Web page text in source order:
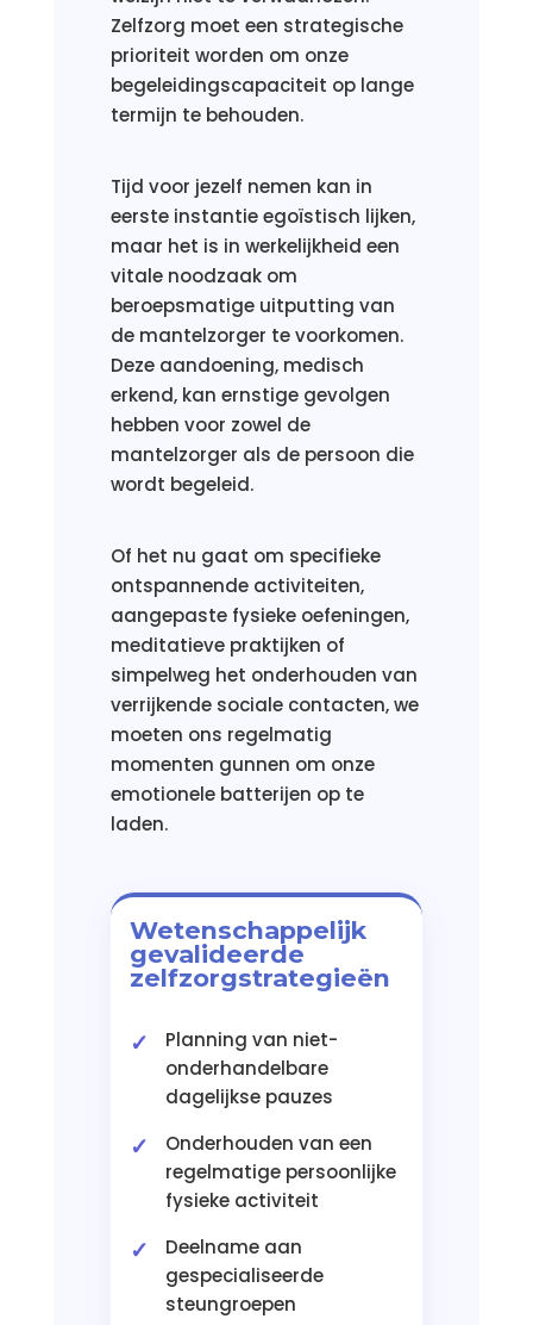
Zelfzorg moet een strategische
prioriteit worden om onze
begeleidingscapaciteit op lange
termijn te behouden.
Tijd voor jezelf nemen kan in
eerste instantie egoïstisch lijken,
maar het is in werkelijkheid een
vitale noodzaak om
beroepsmatige uitputting van
de mantelzorger te voorkomen.
Deze aandoening, medisch
erkend, kan ernstige gevolgen
hebben voor zowel de
mantelzorger als de persoon die
wordt begeleid.
Of het nu gaat om specifieke
ontspannende activiteiten,
aangepaste fysieke oefeningen,
meditatieve praktijken of
simpelweg het onderhouden van
verrijkende sociale contacten, we
moeten ons regelmatig
momenten gunnen om onze
emotionele batterijen op te
laden.
Wetenschappelijk
gevalideerde
zelfzorgstrategieën
Planning van niet-
onderhandelbare
dagelijkse pauzes
Onderhouden van een
regelmatige persoonlijke
fysieke activiteit
Deelname aan
gespecialiseerde
steungroepen